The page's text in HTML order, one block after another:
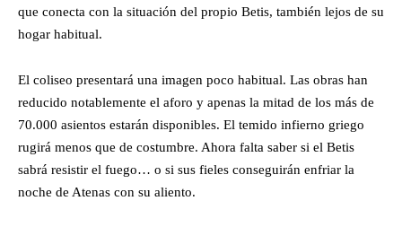
que conecta con la situación del propio Betis, también lejos de su
hogar habitual.
El coliseo presentará una imagen poco habitual. Las obras han
reducido notablemente el aforo y apenas la mitad de los más de
70.000 asientos estarán disponibles. El temido infierno griego
rugirá menos que de costumbre. Ahora falta saber si el Betis
sabrá resistir el fuego… o si sus fieles conseguirán enfriar la
noche de Atenas con su aliento.